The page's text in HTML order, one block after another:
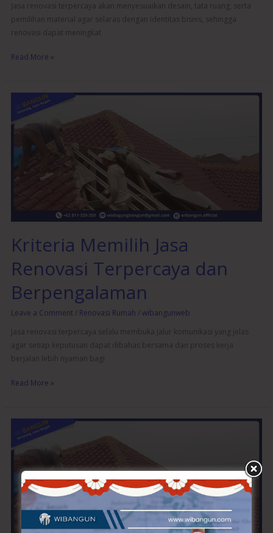
Jasa renovasi terpercaya akan menyesuaikan desain, tata ruang, serta
pemilihan material agar selaras dengan identitas bisnis, sehingga
renovasi dapat meningkat
Read More »
Kriteria Memilih Jasa
Renovasi Terpercaya dan
Berpengalaman
Leave a Comment / Renovasi Rumah /wibangunweb
Jasa renovasi terpercaya selalu membuka jalur komunikasi yang jelas
agar setiap keputusan dapat dibahas bersama dan proses kerja
berjalan lebih nyaman bagi
Kriteria
Memilih
Jasa
Terpercaya
dan
Berpengalaman
Read More »
Renovasi
Terpercaya
Semarang:
Pilihan
Terbaik